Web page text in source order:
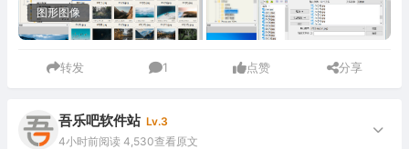
图形图像
转发 1 点赞 分享
吾乐吧软件站 Lv.3
4小时前阅读 4,530查看原文